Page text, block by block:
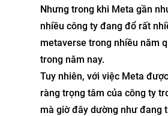
Nhưng trong khi Meta gần
nhiều công ty đang đổ rất
metaverse trong nhiều năm
trong năm nay.
Tuy nhiên, với việc Meta
ràng trọng tâm của công ty
mà giờ đây dường như đang